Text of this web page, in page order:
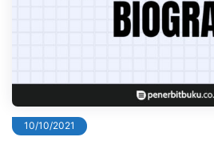
10/10/2021